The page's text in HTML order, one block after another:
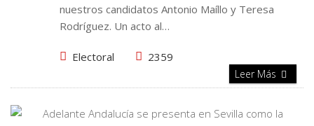
nuestros candidatos Antonio Maíllo y Teresa
Rodríguez. Un acto al…
Electoral 2359
Leer Más